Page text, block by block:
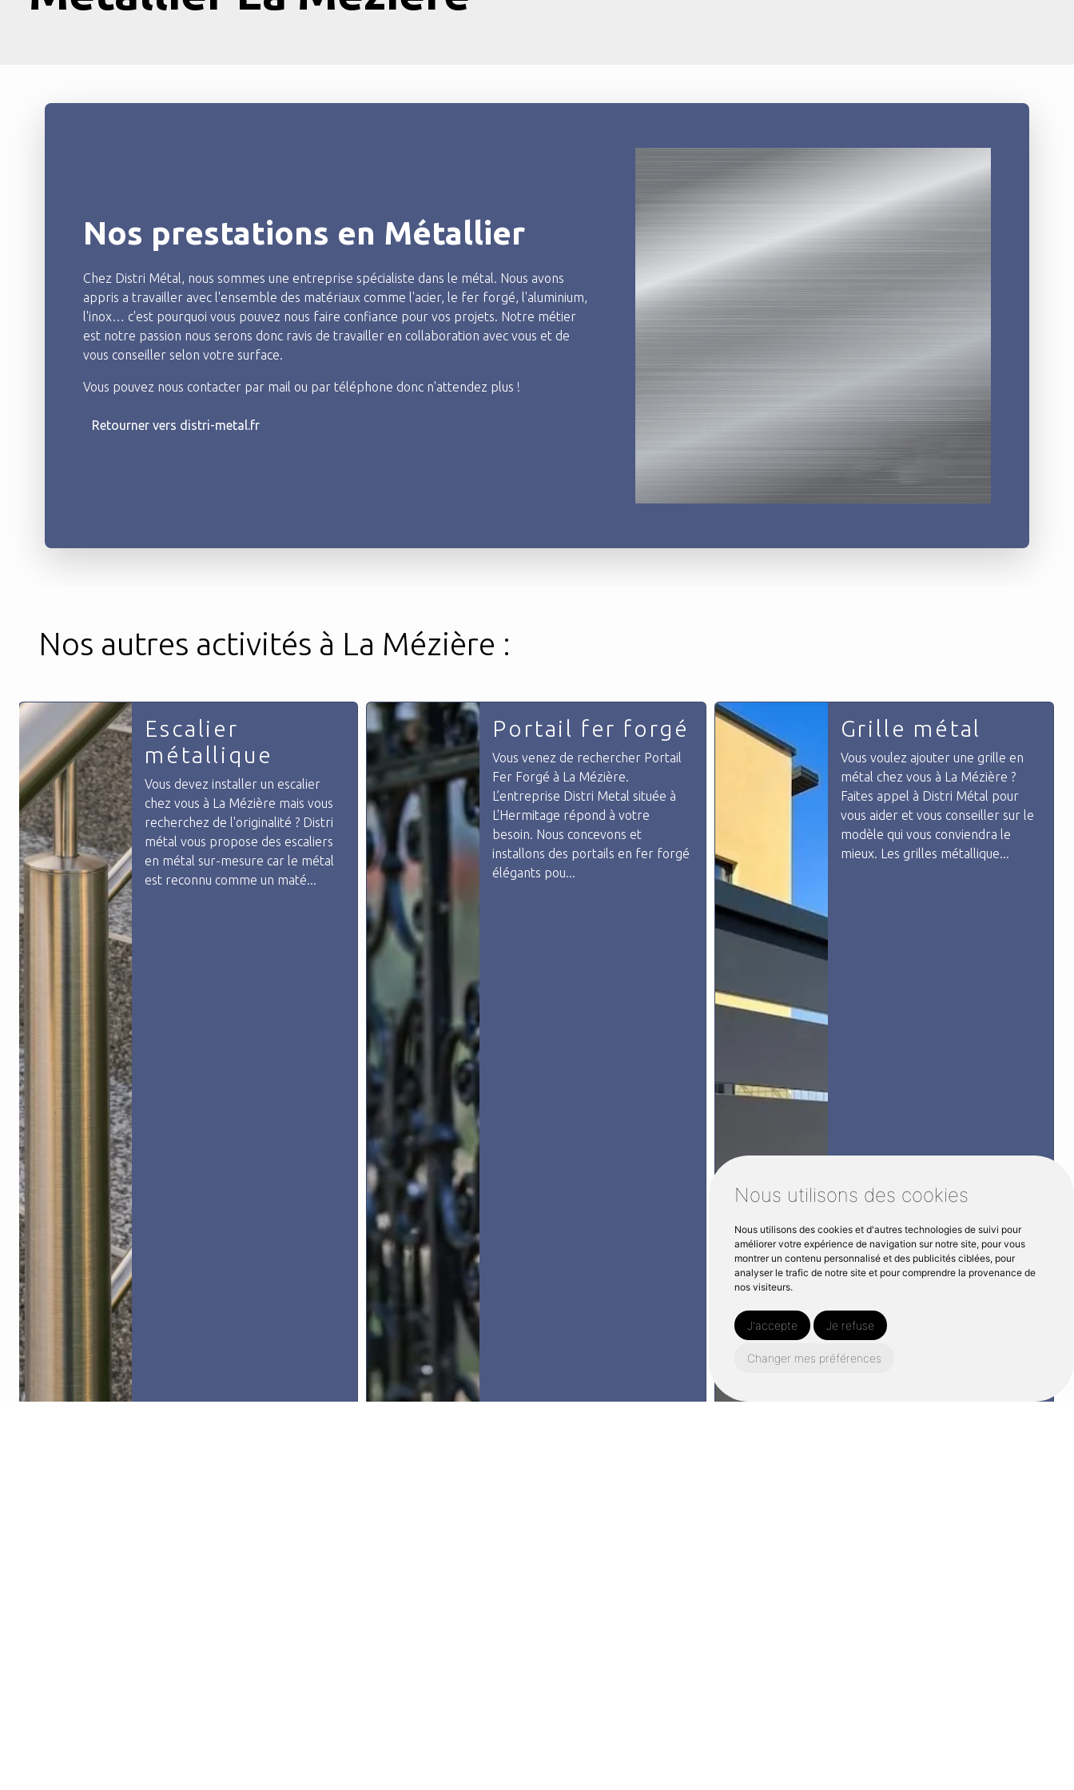
Nous utilisons des cookies
Nous utilisons des cookies et d'autres technologies de suivi pour
améliorer votre expérience de navigation sur notre site, pour vous
montrer un contenu personnalisé et des publicités ciblées, pour
analyser le trafic de notre site et pour comprendre la provenance de
nos visiteurs.
J'accepte Je refuse
Changer mes préférences
Nos prestations en Métallier
Chez Distri Métal, nous sommes une entreprise spécialiste dans le métal. Nous avons
appris a travailler avec l'ensemble des matériaux comme l'acier, le fer forgé, l'aluminium,
l'inox… c'est pourquoi vous pouvez nous faire confiance pour vos projets. Notre métier
est notre passion nous serons donc ravis de travailler en collaboration avec vous et de
vous conseiller selon votre surface.
Vous pouvez nous contacter par mail ou par téléphone donc n'attendez plus !
Retourner vers distri-metal.fr
Nos autres activités à La Mézière :
Escalier
métallique
Vous devez installer un escalier
chez vous à La Mézière mais vous
recherchez de l'originalité ? Distri
métal vous propose des escaliers
en métal sur-mesure car le métal
est reconnu comme un maté...
Portail fer forgé
Vous venez de rechercher Portail
Fer Forgé à La Mézière.
L’entreprise Distri Metal située à
L'Hermitage répond à votre
besoin. Nous concevons et
installons des portails en fer forgé
élégants pou...
Grille métal
Vous voulez ajouter une grille en
métal chez vous à La Mézière ?
Faites appel à Distri Métal pour
vous aider et vous conseiller sur le
modèle qui vous conviendra le
mieux. Les grilles métallique...